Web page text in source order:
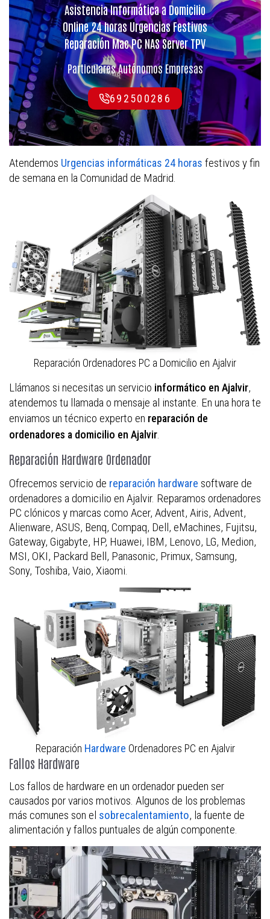
Asistencia Informática a Domicilio
Online 24 horas Urgencias Festivos
Reparación Mac PC NAS Server TPV
Particulares Autónomos Empresas
692500286
Atendemos Urgencias informáticas 24 horas festivos y fin
de semana en la Comunidad de Madrid.
Reparación Ordenadores PC a Domicilio en Ajalvir
Llámanos si necesitas un servicio informático en Ajalvir,
atendemos tu llamada o mensaje al instante. En una hora te
enviamos un técnico experto en reparación de
ordenadores a domicilio en Ajalvir.
Reparación Hardware Ordenador
Ofrecemos servicio de reparación hardware software de
ordenadores a domicilio en Ajalvir. Reparamos ordenadores
PC clónicos y marcas como Acer, Advent, Airis, Advent,
Alienware, ASUS, Benq, Compaq, Dell, eMachines, Fujitsu,
Gateway, Gigabyte, HP, Huawei, IBM, Lenovo, LG, Medion,
MSI, OKI, Packard Bell, Panasonic, Primux, Samsung,
Sony, Toshiba, Vaio, Xiaomi.
Reparación Hardware Ordenadores PC en Ajalvir
Fallos Hardware
Los fallos de hardware en un ordenador pueden ser
causados por varios motivos. Algunos de los problemas
más comunes son el sobrecalentamiento, la fuente de
alimentación y fallos puntuales de algún componente.